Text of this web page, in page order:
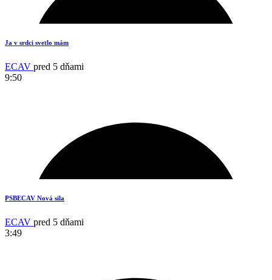
3
2
Ja v srdci svetlo mám
ECAV pred 5 dňami
9:50
PSBECAV Nová sila
ECAV pred 5 dňami
3:49